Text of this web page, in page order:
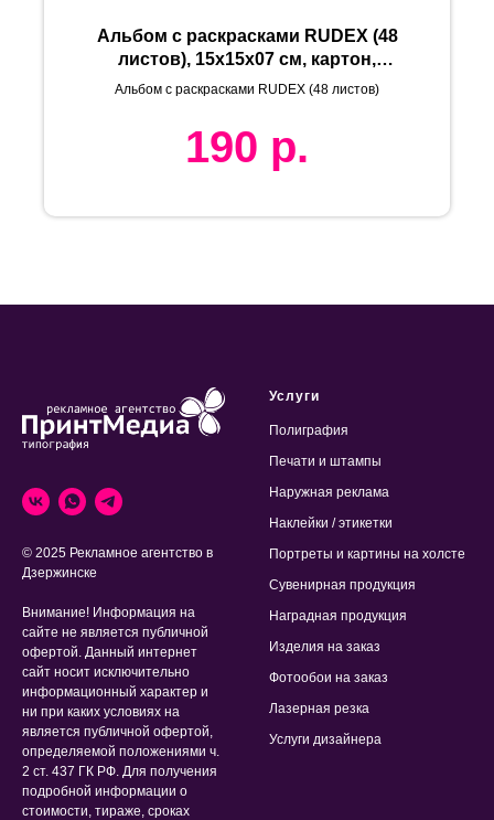
Альбом с раскрасками RUDEX (48
листов), 15х15х07 см, картон,
бумага
Альбом с раскрасками RUDEX (48 листов)
190 р.
© 2025 Рекламное агентство в
Дзержинске
Внимание! Информация на
сайте не является публичной
офертой. Данный интернет
сайт носит исключительно
информационный характер и
ни при каких условиях на
является публичной офертой,
определяемой положениями ч.
2 ст. 437 ГК РФ. Для получения
подробной информации о
стоимости, тираже, сроках
Услуги
Полиграфия
Печати и штампы
Наружная реклама
Наклейки / этикетки
Портреты и картины на холсте
Сувенирная продукция
Наградная продукция
Изделия на заказ
Фотообои на заказ
Лазерная резка
Услуги дизайнера